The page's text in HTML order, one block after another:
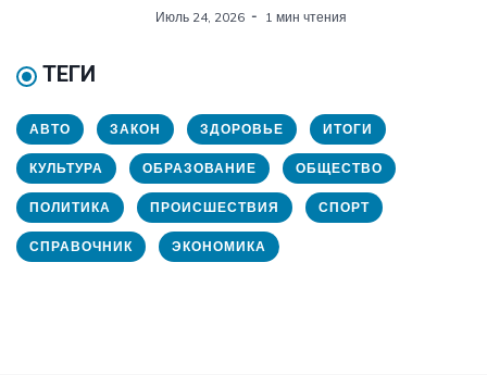
Июль 24, 2026 1 мин чтения
ТЕГИ
АВТО ЗАКОН ЗДОРОВЬЕ ИТОГИ
КУЛЬТУРА ОБРАЗОВАНИЕ ОБЩЕСТВО
ПОЛИТИКА ПРОИСШЕСТВИЯ СПОРТ
СПРАВОЧНИК ЭКОНОМИКА